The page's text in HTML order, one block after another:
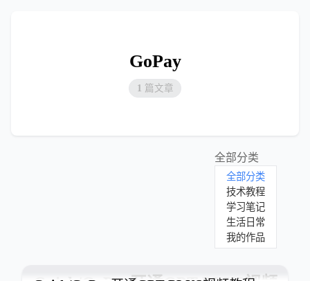
GoPay
1 篇文章
全部分类
全部分类
技术教程
学习笔记
生活日常
我的作品